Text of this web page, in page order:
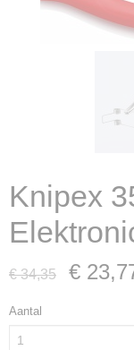
Knipex
€ 34,35 €
Aantal